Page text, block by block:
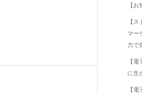
【
【
マー
力で
【
に生
【